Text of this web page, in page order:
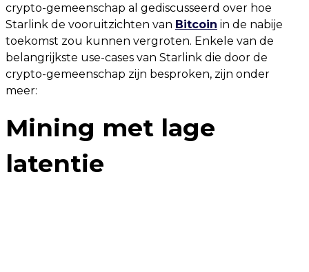
crypto-gemeenschap al gediscusseerd over hoe
Starlink de vooruitzichten van Bitcoin in de nabije
toekomst zou kunnen vergroten. Enkele van de
belangrijkste use-cases van Starlink die door de
crypto-gemeenschap zijn besproken, zijn onder
meer:
Mining met lage
latentie